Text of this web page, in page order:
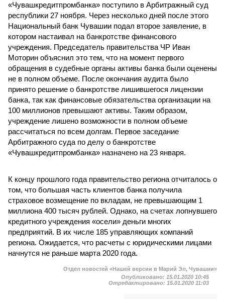
«Чувашкредитпромбанка» поступило в Арбитражный суд
республики 27 ноября. Через несколько дней после этого
Национальный банк Чувашии подал второе заявление, в
котором настаивал на банкротстве финансового
учреждения. Председатель правительства ЧР Иван
Моторин объяснил это тем, что на момент первого
обращения в судебные органы активы банка были оценены
не в полном объеме. После окончания аудита было
принято решение о банкротстве лишившегося лицензии
банка, так как финансовые обязательства организации на
100 миллионов превышают активы. Таким образом,
учреждение лишено возможности в полном объеме
рассчитаться по всем долгам. Первое заседание
Арбитражного суда по делу о банкротстве
«Чувашкредитпромбанка» назначено на 23 января.
К концу прошлого года правительство региона отчиталось о
том, что большая часть клиентов банка получила
страховое возмещение по вкладам, не превышающим 1
миллиона 400 тысяч рублей. Однако, на счетах лопнувшего
кредитного учреждения «осели» деньги многих
предприятий. В их числе 185 управляющих компаний
региона. Ожидается, что расчеты с юридическими лицами
начнутся не раньше марта 2020 года.
Отдел новостей «Нашей версии в Марий Эл, Чувашии»
Опубликовано: 15.01.2020 10:45
Отредактировано: 15.01.2020 11:03